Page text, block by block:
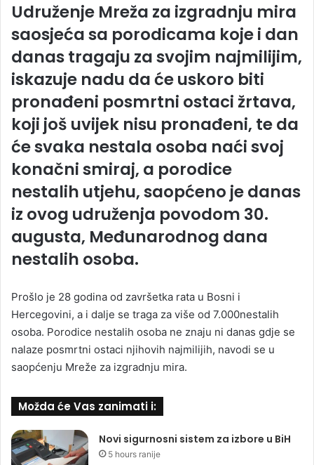
Udruženje Mreža za izgradnju mira
saosjeća sa porodicama koje i dan
danas tragaju za svojim najmilijim,
iskazuje nadu da će uskoro biti
pronađeni posmrtni ostaci žrtava,
koji još uvijek nisu pronađeni, te da
će svaka nestala osoba naći svoj
konačni smiraj, a porodice
nestalih utjehu, saopćeno je danas
iz ovog udruženja povodom 30.
augusta, Međunarodnog dana
nestalih osoba.
Prošlo je 28 godina od završetka rata u Bosni i
Hercegovini, a i dalje se traga za više od 7.000nestalih
osoba. Porodice nestalih osoba ne znaju ni danas gdje se
nalaze posmrtni ostaci njihovih najmilijih, navodi se u
saopćenju Mreže za izgradnju mira.
Možda će Vas zanimati i:
Novi sigurnosni sistem za izbore u BiH
5 hours ranije